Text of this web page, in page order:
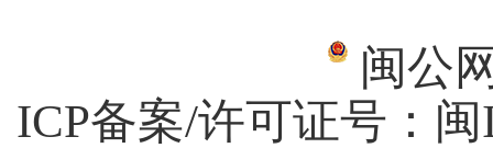
闽公
ICP备案/许可证号： 闽